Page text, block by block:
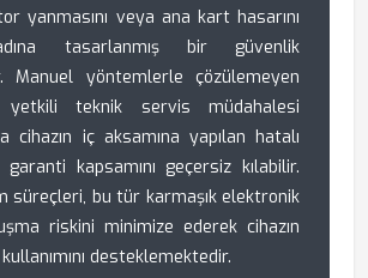
yanmasını veya ana kart hasarını
tasarlanmış bir güvenlik
Manuel yöntemlerle çözülemeyen
yetkili teknik servis müdahalesi
cihazın iç aksamına yapılan hatalı
kapsamını geçersiz kılabilir.
süreçleri, bu tür karmaşık elektronik
riskini minimize ederek cihazın
desteklemektedir.